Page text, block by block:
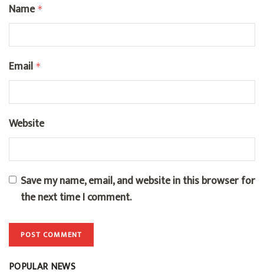
Name *
Email *
Website
Save my name, email, and website in this browser for
the next time I comment.
POPULAR NEWS